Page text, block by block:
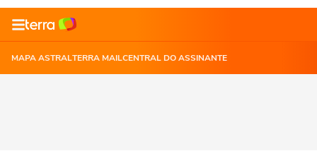
MAPA ASTRALTERRA MAILCENTRAL DO ASSINANTE